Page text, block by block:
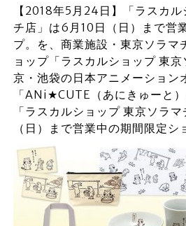
【2018年5月24日】「ラスカ
チ店」は6月10日（日）まで営
プ。を、商業施設・東京ソラマ
ョップ「ラスカルショップ 東
京・池袋の日本アニメーション
「ANi★CUTE（あにきゅーと）
「ラスカルショップ 東京ソラ
（日）まで営業中の期間限定シ